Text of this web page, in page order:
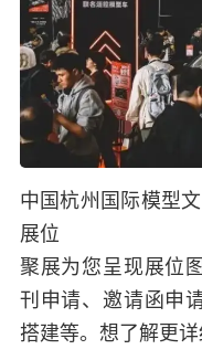
中国杭州国际模型
展位
聚展为您呈现展位
刊申请、邀请函申
搭建等。想了解更